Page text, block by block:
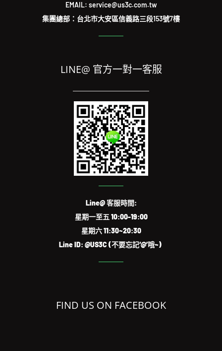
EMAIL: service@us3c.com.tw
集團總部：台北市大安區信義路三段153號7樓
LINE@ 官方一對一客服
Line@ 客服時間:
星期一至五 10:00-19:00
星期六 11:30~20:30
Line ID: @US3C (不要忘記‘@’哦~)
FIND US ON FACEBOOK